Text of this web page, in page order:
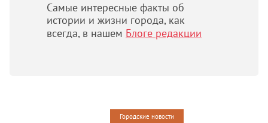
Самые интересные факты об
истории и жизни города, как
всегда, в нашем Блоге редакции
Городские новости